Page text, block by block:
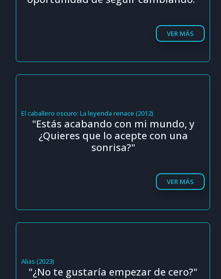
VER MÁS
El caballero oscuro: La leyenda renace (2012)
"Estás acabando con mi mundo, y
¿Quieres que lo acepte con una
sonrisa?"
VER MÁS
Alias (2023)
"¿No te gustaría empezar de cero?"